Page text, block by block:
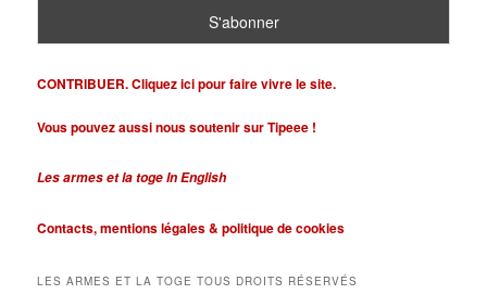
CONTRIBUER. Cliquez ici pour faire vivre le site.
Vous pouvez aussi nous soutenir sur Tipeee !
Les armes et la toge In English
Contacts,mentions légales & politique de cookies
LES ARMES ET LA TOGE TOUS DROITS RÉSERVÉS